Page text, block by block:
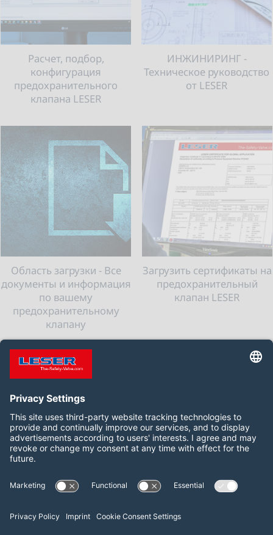
Расчет, подбор,
конфигурация
предохранительного
клапана LESER
ИНЖИНИРИНГ -
Техническое руководство
от LESER
Область загрузки - Все
документы и информация
по вашему
предохранительному
клапану
Загрузить сертификаты на
предохранительный
клапан LESER
Следить за нами:
LinkedIn YouTube
2026 LESER GmbH & Co. KG